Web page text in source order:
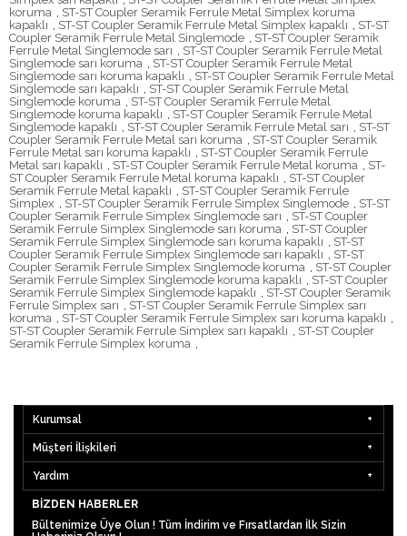
koruma
ST-ST Coupler Seramik Ferrule Metal Simplex koruma
kapaklı
ST-ST Coupler Seramik Ferrule Metal Simplex kapaklı
ST-ST
Coupler Seramik Ferrule Metal Singlemode
ST-ST Coupler Seramik
Ferrule Metal Singlemode sarı
ST-ST Coupler Seramik Ferrule Metal
Singlemode sarı koruma
ST-ST Coupler Seramik Ferrule Metal
Singlemode sarı koruma kapaklı
ST-ST Coupler Seramik Ferrule Metal
Singlemode sarı kapaklı
ST-ST Coupler Seramik Ferrule Metal
Singlemode koruma
ST-ST Coupler Seramik Ferrule Metal
Singlemode koruma kapaklı
ST-ST Coupler Seramik Ferrule Metal
Singlemode kapaklı
ST-ST Coupler Seramik Ferrule Metal sarı
ST-ST
Coupler Seramik Ferrule Metal sarı koruma
ST-ST Coupler Seramik
Ferrule Metal sarı koruma kapaklı
ST-ST Coupler Seramik Ferrule
Metal sarı kapaklı
ST-ST Coupler Seramik Ferrule Metal koruma
ST-
ST Coupler Seramik Ferrule Metal koruma kapaklı
ST-ST Coupler
Seramik Ferrule Metal kapaklı
ST-ST Coupler Seramik Ferrule
Simplex
ST-ST Coupler Seramik Ferrule Simplex Singlemode
ST-ST
Coupler Seramik Ferrule Simplex Singlemode sarı
ST-ST Coupler
Seramik Ferrule Simplex Singlemode sarı koruma
ST-ST Coupler
Seramik Ferrule Simplex Singlemode sarı koruma kapaklı
ST-ST
Coupler Seramik Ferrule Simplex Singlemode sarı kapaklı
ST-ST
Coupler Seramik Ferrule Simplex Singlemode koruma
ST-ST Coupler
Seramik Ferrule Simplex Singlemode koruma kapaklı
ST-ST Coupler
Seramik Ferrule Simplex Singlemode kapaklı
ST-ST Coupler Seramik
Ferrule Simplex sarı
ST-ST Coupler Seramik Ferrule Simplex sarı
koruma
ST-ST Coupler Seramik Ferrule Simplex sarı koruma kapaklı
ST-ST Coupler Seramik Ferrule Simplex sarı kapaklı
ST-ST Coupler
Seramik Ferrule Simplex koruma
Kurumsal
Müşteri İlişkileri
Yardım
BIZDEN HABERLER
Bültenimize Üye Olun ! Tüm İndirim ve Fırsatlardan İlk Sizin